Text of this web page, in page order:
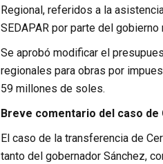
Regional, referidos a la
SEDAPAR por parte del
Se aprobó modificar el
regionales para obras por
59 millones de soles.
Breve comentario del caso de
El caso de la transferencia de
tanto del gobernador Sánchez,